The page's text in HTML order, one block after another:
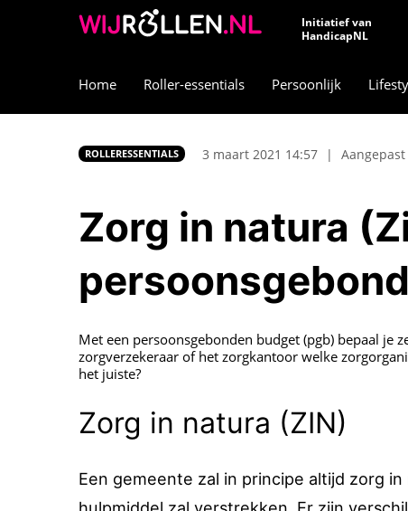
Initiatief van
HandicapNL
Home Roller-essentials Persoonlijk
ROLLERESSENTIALS 3 maart 2021 14:57 |
Zorg in natura
Met een persoonsgebonden budget (pgb) bepaal je
zorgverzekeraar of het zorgkantoor welke
het juiste?
Zorg in natura (ZIN)
Een gemeente zal in principe altijd zorg